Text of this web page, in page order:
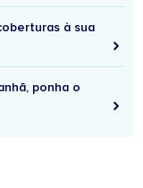
à sua
ponha o